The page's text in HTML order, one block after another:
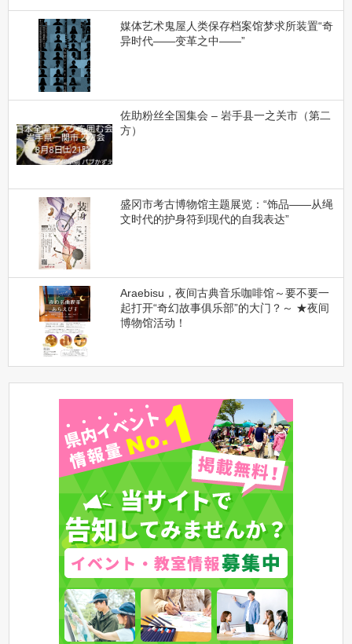
媒体艺术鬼屋人类保存档案馆梦求所装置“奇
异时代——变革之中——”
佐助粉丝全国集会 – 岩手县一之关市（第二
方）
盛冈市考古博物馆主题展览：“饰品——从绳
文时代的护身符到现代的自我表达”
Araebisu，夜间古典音乐咖啡馆～要不要一
起打开“奇幻故事俱乐部”的大门？～ ★夜间
博物馆活动！